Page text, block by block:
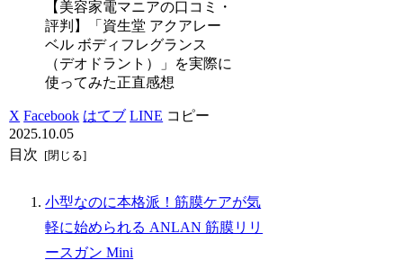
【美容家電マニアの口コミ・
評判】「資生堂 アクアレー
ベル ボディフレグランス
（デオドラント）」を実際に
使ってみた正直感想
X Facebook はてブ LINE コピー
2025.10.05
目次
小型なのに本格派！筋膜ケアが気
軽に始められる ANLAN 筋膜リリ
ースガン Mini